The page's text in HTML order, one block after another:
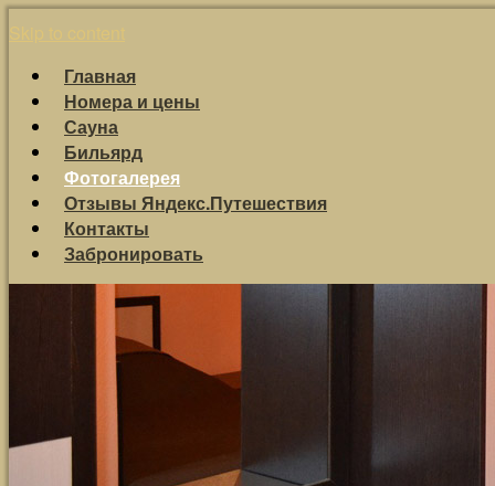
Главная
Номера и цены
Сауна
Бильярд
Фотогалерея
Отзывы Яндекс.Путешествия
Контакты
Забронировать